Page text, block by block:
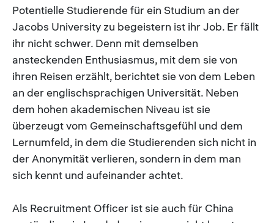
Potentielle Studierende für ein Studium an der
Jacobs University zu begeistern ist ihr Job. Er fällt
ihr nicht schwer. Denn mit demselben
ansteckenden Enthusiasmus, mit dem sie von
ihren Reisen erzählt, berichtet sie von dem Leben
an der englischsprachigen Universität. Neben
dem hohen akademischen Niveau ist sie
überzeugt vom Gemeinschaftsgefühl und dem
Lernumfeld, in dem die Studierenden sich nicht in
der Anonymität verlieren, sondern in dem man
sich kennt und aufeinander achtet.
Als Recruitment Officer ist sie auch für China